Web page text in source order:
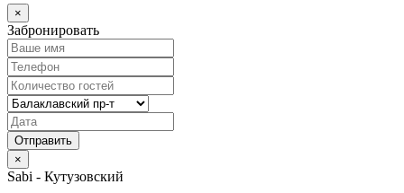
×
Забронировать
×
Sabi - Кутузовский